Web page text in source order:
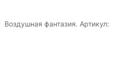
фантазия. Артикул: